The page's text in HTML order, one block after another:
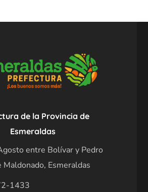
de la Provincia de
Esmeraldas
entre Bolívar y Pedro
Maldonado, Esmeraldas
1433